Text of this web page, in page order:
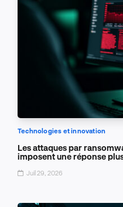
Technologies et innovation
Les attaques par
imposent une réponse
Juil 29, 2026